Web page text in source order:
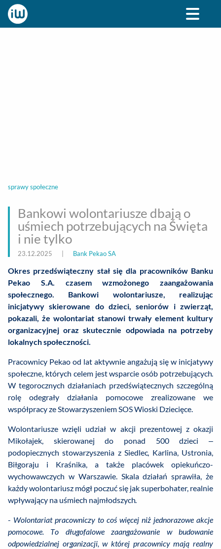
sprawy społeczne
Bankowi wolontariusze dbają o
uśmiech potrzebujących na Święta
i nie tylko
23.12.2025 Bank Pekao SA
Okres przedświąteczny stał się dla pracowników Banku
Pekao S.A. czasem wzmożonego zaangażowania
społecznego. Bankowi wolontariusze, realizując
inicjatywy skierowane do dzieci, seniorów i zwierząt,
pokazali, że wolontariat stanowi trwały element kultury
organizacyjnej oraz skutecznie odpowiada na potrzeby
lokalnych społeczności.
Pracownicy Pekao od lat aktywnie angażują się w inicjatywy
społeczne, których celem jest wsparcie osób potrzebujących.
W tegorocznych działaniach przedświątecznych szczególną
rolę odegrały działania pomocowe zrealizowane we
współpracy ze Stowarzyszeniem SOS Wioski Dziecięce.
Wolontariusze wzięli udział w akcji prezentowej z okazji
Mikołajek, skierowanej do ponad 500 dzieci –
podopiecznych stowarzyszenia z Siedlec, Karlina, Ustronia,
Biłgoraju i Kraśnika, a także placówek opiekuńczo-
wychowawczych w Warszawie. Skala działań sprawiła, że
każdy wolontariusz mógł poczuć się jak superbohater, realnie
wpływający na uśmiech najmłodszych.
- Wolontariat pracowniczy to coś więcej niż jednorazowe akcje
pomocowe. To długofalowe zaangażowanie w budowanie
odpowiedzialnej organizacji, w której pracownicy mają realny